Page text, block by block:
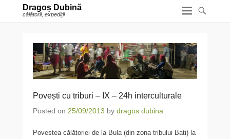
Dragoș Dubină
călătorii, expediții
Povești cu triburi – IX – 24h interculturale
Posted on 25/09/2013 by dragos dubina
Povestea călătoriei de la Bula (din zona tribului Bati) la